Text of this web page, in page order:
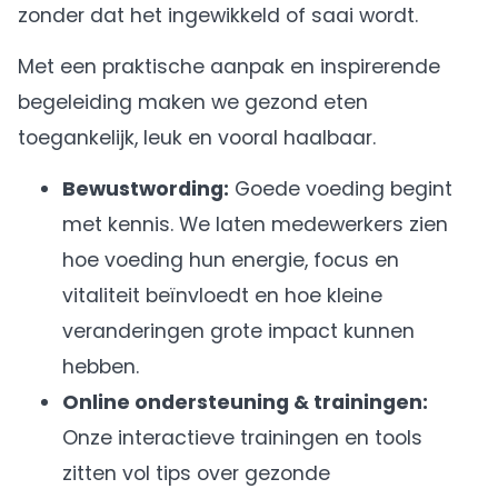
zonder dat het ingewikkeld of saai wordt.
Met een praktische aanpak en inspirerende
begeleiding maken we gezond eten
toegankelijk, leuk en vooral haalbaar.
Bewustwording: Goede voeding begint
met kennis. We laten medewerkers zien
hoe voeding hun energie, focus en
vitaliteit beïnvloedt en hoe kleine
veranderingen grote impact kunnen
hebben.
Online ondersteuning & trainingen:
Onze interactieve trainingen en tools
zitten vol tips over gezonde